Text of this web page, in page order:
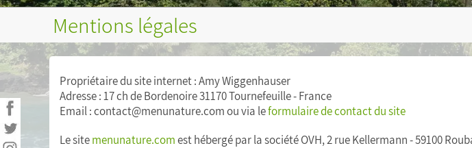
Combien de calories par jour ?
Journal alimentaire
Courbes de poids, tour de taille, etc...
Fruits et légumes de saison
Mentions légales
Propriétaire du site internet : Amy Wiggenhauser
Adresse : 17 ch de Bordenoire 31170 Tournefeuille - France
Email : contact@menunature.com ou via leformulaire de contact du site
Le sitemenunature.comest hébergé par la société OVH, 2 rue Kellermann - 59100